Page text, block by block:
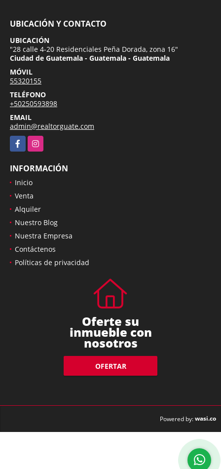
UBICACIÓN Y CONTACTO
UBICACIÓN
"28 calle 4-20 Residenciales Peña Dorada, zona 16"
Ciudad de Guatemala - Guatemala - Guatemala
MÓVIL
55320155
TELÉFONO
+50250593898
EMAIL
admin@realtorguate.com
FacebookInstagram
INFORMACIÓN
Inicio
Venta
Alquiler
Nuestro Blog
Nuestra Empresa
Contáctenos
Políticas de privacidad
Oferte su
inmueble con
nosotros
OFERTAR
Powered by:wasi.co